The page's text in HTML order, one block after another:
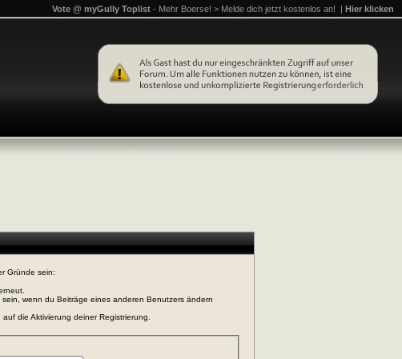
Vote @ myGully Toplist - Mehr Boerse! > Melde dich jetzt kostenlos an! | Hier klicken
Gründe sein:
wenn du Beiträge eines anderen Benutzers ändern
die Aktivierung deiner Registrierung.